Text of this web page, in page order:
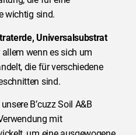
wichtig sind.
Universalsubstrat
wenn es sich um
die für verschiedene
sind.
B’cuzz Soil A&B
mit